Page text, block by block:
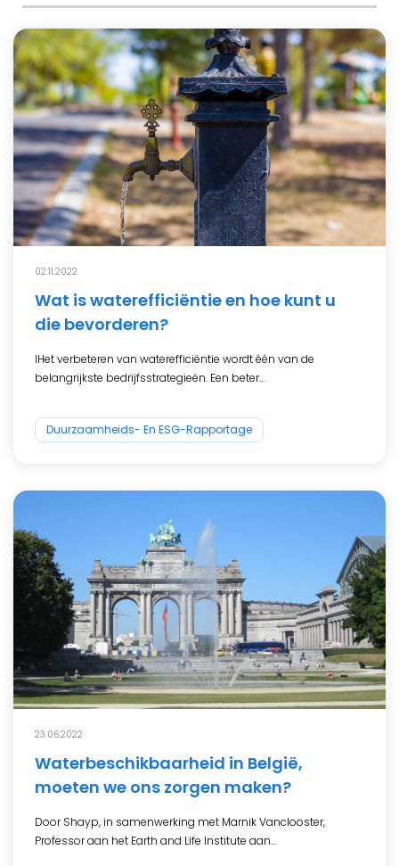
02.11.2022
Wat is waterefficiëntie en hoe kunt u
die bevorderen?
IHet verbeteren van waterefficiëntie wordt één van de
belangrijkste bedrijfsstrategieën. Een beter...
Duurzaamheids- En ESG-Rapportage
23.06.2022
Waterbeschikbaarheid in België,
moeten we ons zorgen maken?
Door Shayp, in samenwerking met Marnik Vanclooster,
Professor aan het Earth and Life Institute aan...